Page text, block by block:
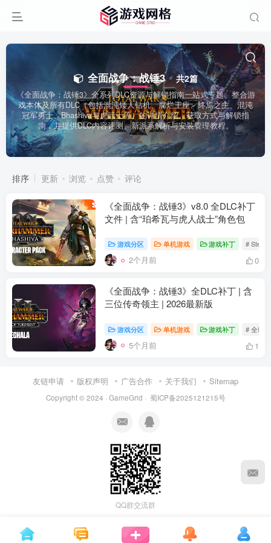
问题求助
870热度
关注
全面战争：战锤3 共2篇
《全面战争：战锤3》全系列DLC资源与解锁指南一站式专题。整合游
戏本体及所有DLC（包括混沌矮人钻机、腐烂王座、终焉之主、混沌
冠军勇士、Bhashiva与虎武士等）的详情介绍、获取方式与解锁指
南，并提供DLC内容评测、新派系解析与安装管理教程。
排序 更新 浏览 点赞 评论
《全面战争：战锤3》v8.0 全DLC补丁
文件 | 含“珀希瓦与虎人战士”角色包
游戏分区 单机游戏 游戏补丁 #
2个月前 0
《全面战争：战锤3》全DLC补丁 | 含
三位传奇领主 | 2026最新版
游戏分区 单机游戏 游戏补丁 # 全
5个月前 1
友链申请 版权声明 广告合作 关于我们 Sitemap
Copyright © 2024 · GameGrid · 蜀ICP备2025121215号
QQ群交流群